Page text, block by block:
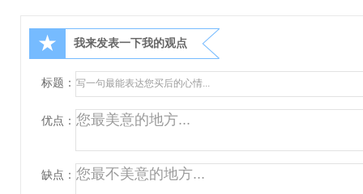
★ 我来发表一下我的观点
标题：
优点：
缺点：